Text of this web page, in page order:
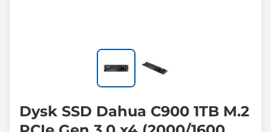
Dysk SSD Dahua C900 1TB M.2